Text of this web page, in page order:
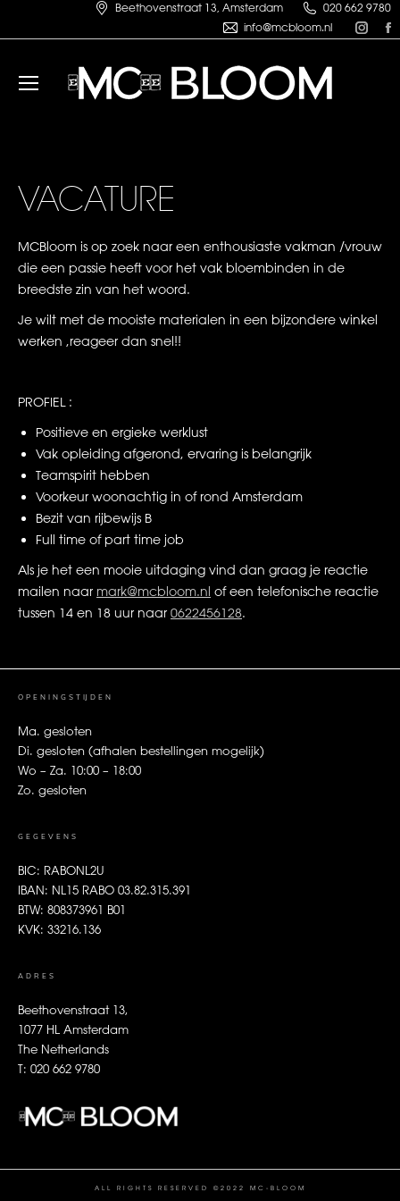
Beethovenstraat 13, Amsterdam
020 662 9780
info@mcbloom.nl
VACATURE
MCBloom is op zoek naar een enthousiaste vakman /vrouw
die een passie heeft voor het vak bloembinden in de
breedste zin van het woord.
Je wilt met de mooiste materialen in een bijzondere winkel
werken ,reageer dan snel!!
PROFIEL :
Positieve en ergieke werklust
Vak opleiding afgerond, ervaring is belangrijk
Teamspirit hebben
Voorkeur woonachtig in of rond Amsterdam
Bezit van rijbewijs B
Full time of part time job
Als je het een mooie uitdaging vind dan graag je reactie
mailen naar mark@mcbloom.nl of een telefonische reactie
tussen 14 en 18 uur naar 0622456128.
OPENINGSTIJDEN
Ma. gesloten
Di. gesloten (afhalen bestellingen mogelijk)
Wo – Za. 10:00 – 18:00
Zo. gesloten
GEGEVENS
BIC: RABONL2U
IBAN: NL15 RABO 03.82.315.391
BTW: 808373961 B01
KVK: 33216.136
ADRES
Beethovenstraat 13,
1077 HL Amsterdam
The Netherlands
T: 020 662 9780
ALL RIGHTS RESERVED ©2022 MC-BLOOM